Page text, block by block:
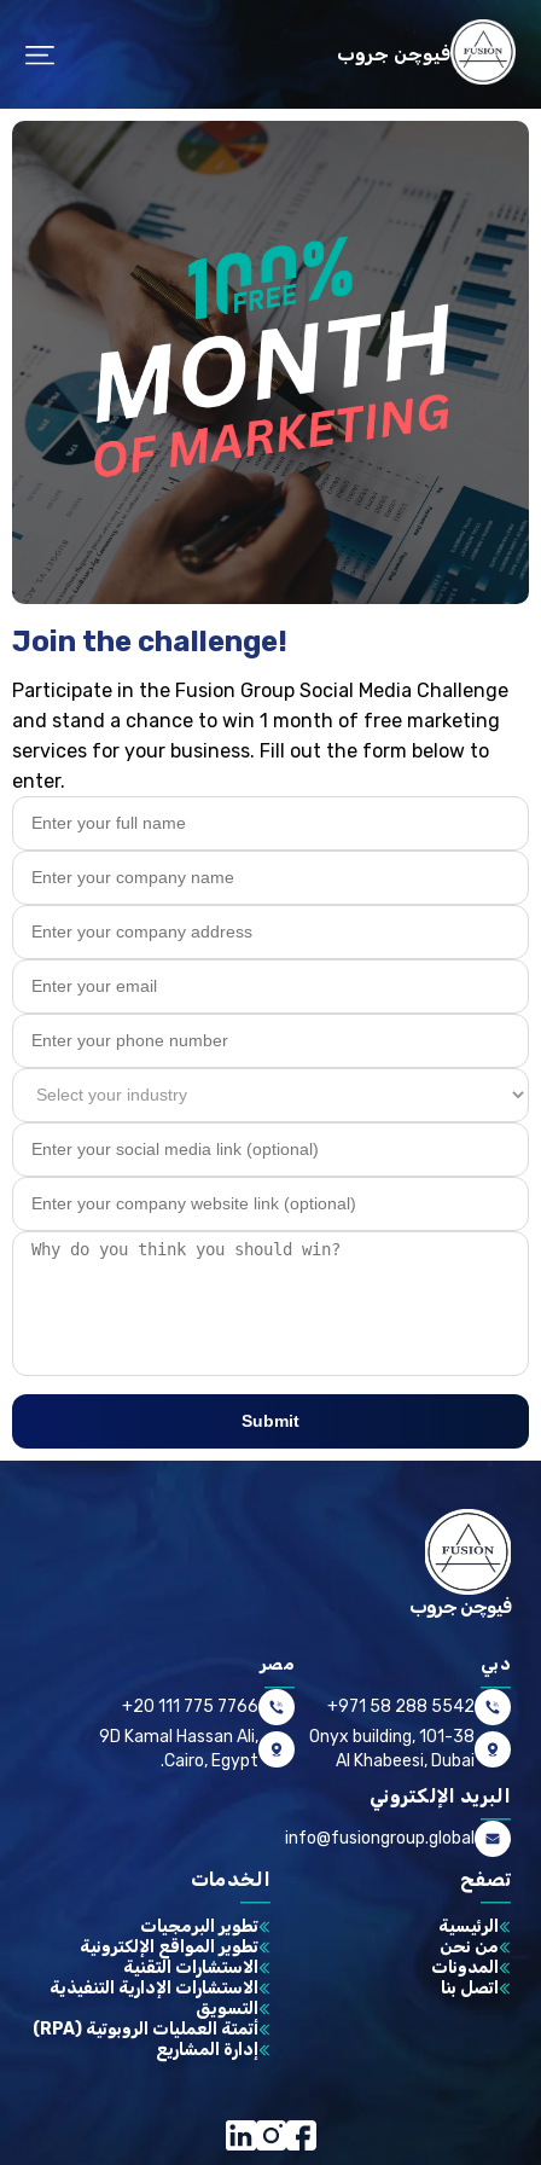
فيوچن جروب
Join the challenge!
Participate in the Fusion Group Social Media Challenge
and stand a chance to win 1 month of free marketing
services for your business. Fill out the form below to
enter.
Submit
فيوچن جروب
دبي
+971 58 288 5542
101-38 Onyx building,
Al Khabeesi, Dubai
مصر
+20 111 775 7766
9D Kamal Hassan Ali,
Cairo, Egypt.
البريد الإلكتروني
info@fusiongroup.global
تصفح
الرئيسية
من نحن
المدونات
اتصل بنا
الخدمات
تطوير البرمجيات
تطوير المواقع الإلكترونية
الاستشارات التقنية
الاستشارات الإدارية التنفيذية
التسويق
أتمتة العمليات الروبوتية (RPA)
إدارة المشاريع